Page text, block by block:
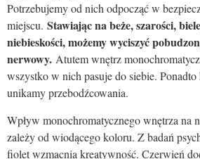
Potrzebujemy od nich odpocząć w
miejscu. Stawiając na beże, szarości,
niebieskości, możemy wyciszyć
nerwowy. Atutem wnętrz
wszystko w nich pasuje do siebie.
unikamy przebodźcowania.
Wpływ monochromatycznego wnętrza na
zależy od wiodącego koloru. Z badań
fiolet wzmacnia kreatywność. Czerwień